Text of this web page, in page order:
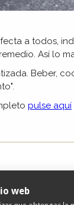
a todos,
Así lo
Beber,
pulse aquí
web